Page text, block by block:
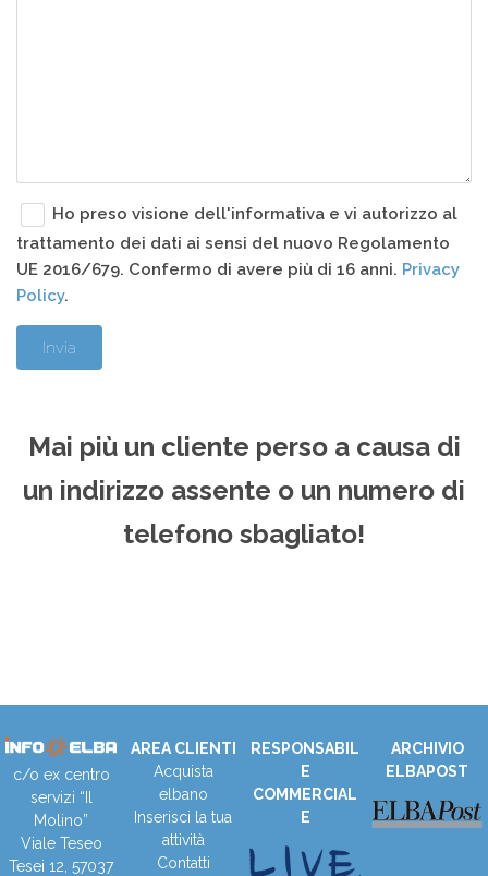
Ho preso visione dell'informativa e vi autorizzo al
trattamento dei dati ai sensi del nuovo Regolamento
UE 2016/679. Confermo di avere più di 16 anni. Privacy
Policy.
Mai più un cliente perso a causa di
un indirizzo assente o un numero di
telefono sbagliato!
c/o ex centro
servizi “Il
Molino”
Viale Teseo
Tesei 12, 57037
AREA CLIENTI
Acquista
elbano
Inserisci la tua
attività
Contatti
RESPONSABIL
E
COMMERCIAL
E
ARCHIVIO
ELBAPOST